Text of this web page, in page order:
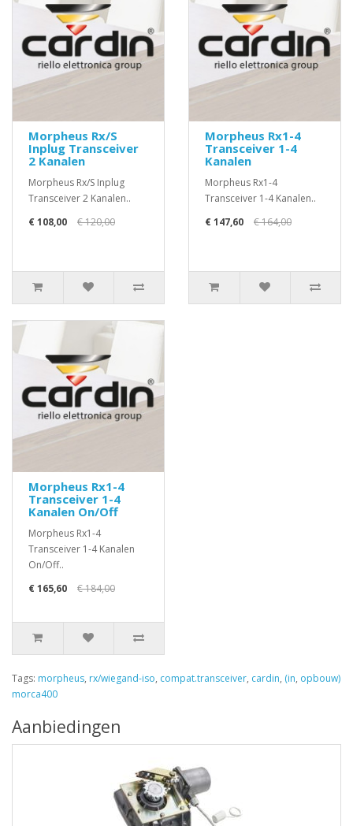
Morpheus Rx/S
Inplug Transceiver
2 Kanalen
Morpheus Rx/S Inplug
Transceiver 2 Kanalen..
€ 108,00
€ 120,00
Morpheus Rx1-4
Transceiver 1-4
Kanalen
Morpheus Rx1-4
Transceiver 1-4 Kanalen..
€ 147,60
€ 164,00
Morpheus Rx1-4
Transceiver 1-4
Kanalen On/Off
Morpheus Rx1-4
Transceiver 1-4 Kanalen
On/Off..
€ 165,60
€ 184,00
Tags: morpheus, rx/wiegand-iso, compat.transceiver, cardin, (in, opbouw)
morca400
Aanbiedingen